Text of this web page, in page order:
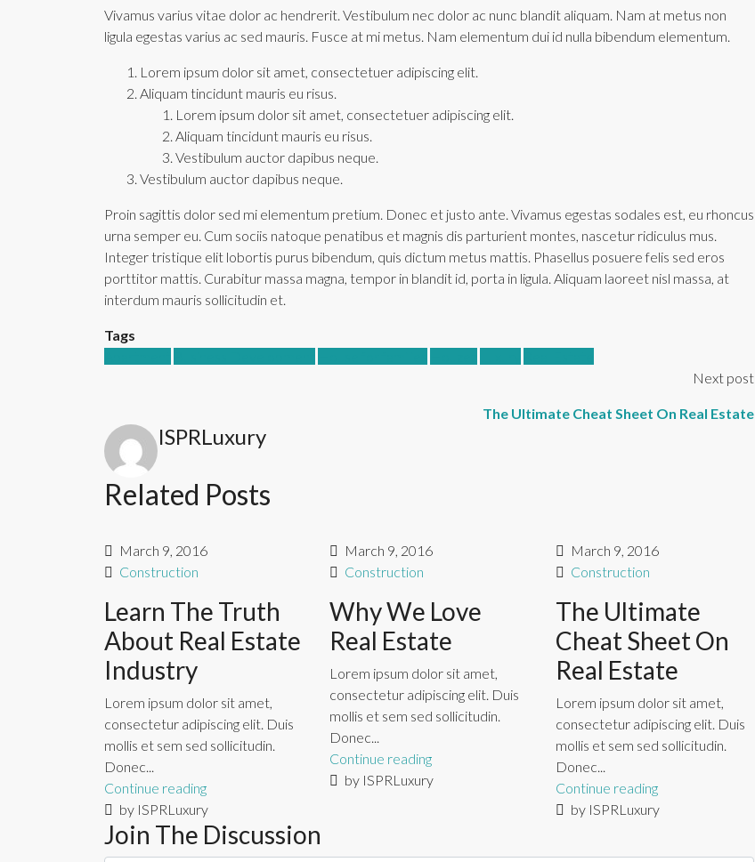
Vivamus varius vitae dolor ac hendrerit. Vestibulum nec dolor ac nunc blandit aliquam. Nam at metus non
ligula egestas varius ac sed mauris. Fusce at mi metus. Nam elementum dui id nulla bibendum elementum.
Lorem ipsum dolor sit amet, consectetuer adipiscing elit.
Aliquam tincidunt mauris eu risus.
Lorem ipsum dolor sit amet, consectetuer adipiscing elit.
Aliquam tincidunt mauris eu risus.
Vestibulum auctor dapibus neque.
Vestibulum auctor dapibus neque.
Proin sagittis dolor sed mi elementum pretium. Donec et justo ante. Vivamus egestas sodales est, eu rhoncus
urna semper eu. Cum sociis natoque penatibus et magnis dis parturient montes, nascetur ridiculus mus.
Integer tristique elit lobortis purus bibendum, quis dictum metus mattis. Phasellus posuere felis sed eros
porttitor mattis. Curabitur massa magna, tempor in blandit id, porta in ligula. Aliquam laoreet nisl massa, at
interdum mauris sollicitudin et.
Tags
Next post
The Ultimate Cheat Sheet On Real Estate
ISPRLuxury
Related Posts
March 9, 2016
Construction
Learn The Truth
About Real Estate
Industry
Lorem ipsum dolor sit amet,
consectetur adipiscing elit. Duis
mollis et sem sed sollicitudin.
Donec...
Continue reading
by ISPRLuxury
March 9, 2016
Construction
Why We Love
Real Estate
Lorem ipsum dolor sit amet,
consectetur adipiscing elit. Duis
mollis et sem sed sollicitudin.
Donec...
Continue reading
by ISPRLuxury
March 9, 2016
Construction
The Ultimate
Cheat Sheet On
Real Estate
Lorem ipsum dolor sit amet,
consectetur adipiscing elit. Duis
mollis et sem sed sollicitudin.
Donec...
Continue reading
by ISPRLuxury
Join The Discussion